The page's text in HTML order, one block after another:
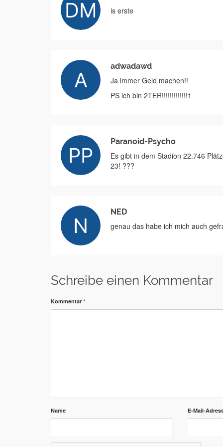
is erste
adwadawd
Ja immer Geld machen!!
PS ich bin 2TER!!!!!!!!!!!!!1
Paranoid-Psycho
Es gibt in dem Stadion 22.746
23! ???
NED
genau das habe ich mich auch
Schreibe einen Kommentar
Kommentar *
Name E-Mail-